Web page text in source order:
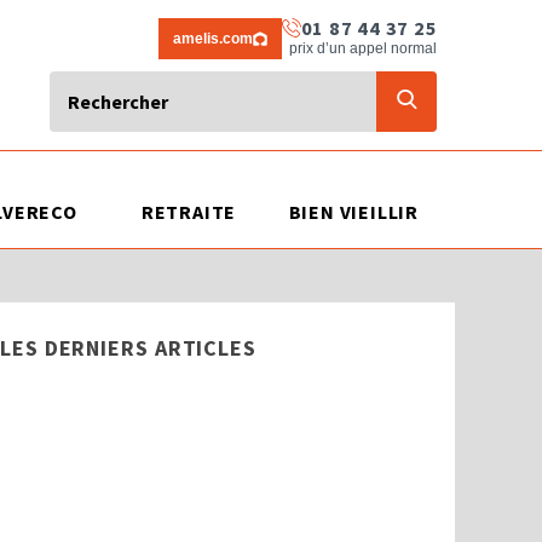
amelis.com 01 87 44 37 25
prix d’un appel normal
RETRAITE BIEN VIEILLIR
LES DERNIERS ARTICLES